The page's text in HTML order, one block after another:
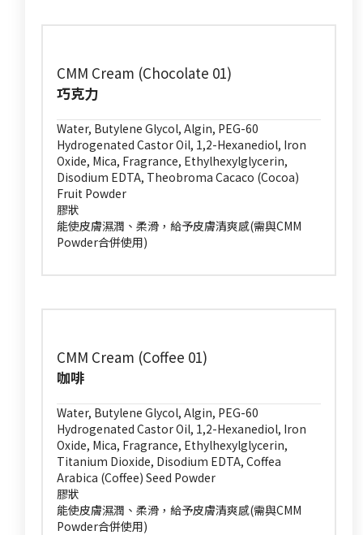
CMM Cream (Chocolate 01)
巧克力
Water, Butylene Glycol, Algin, PEG-60
Hydrogenated Castor Oil, 1,2-Hexanediol, Iron
Oxide, Mica, Fragrance, Ethylhexylglycerin,
Disodium EDTA, Theobroma Cacaco (Cocoa)
Fruit Powder
膠狀
能使皮膚濕潤、柔滑，給予皮膚清爽感(需與CMM
Powder合併使用)
CMM Cream (Coffee 01)
咖啡
Water, Butylene Glycol, Algin, PEG-60
Hydrogenated Castor Oil, 1,2-Hexanediol, Iron
Oxide, Mica, Fragrance, Ethylhexylglycerin,
Titanium Dioxide, Disodium EDTA, Coffea
Arabica (Coffee) Seed Powder
膠狀
能使皮膚濕潤、柔滑，給予皮膚清爽感(需與CMM
Powder合併使用)